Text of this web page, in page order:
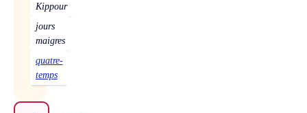
Kippour
jours
maigres
quatre-
temps